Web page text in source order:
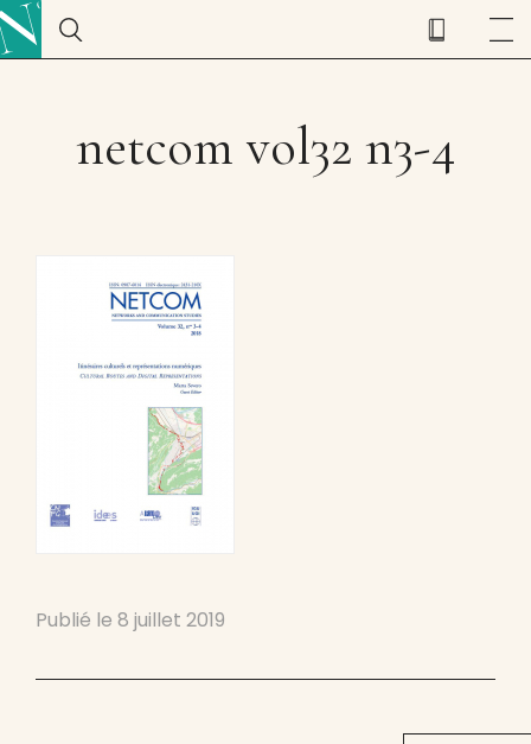
netcom vol32 n3-4
Publié le 8 juillet 2019